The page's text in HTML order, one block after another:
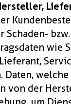
wie
Daten,
von der